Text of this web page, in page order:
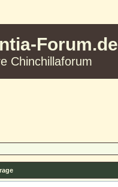
Forum.de
Chinchillaforum